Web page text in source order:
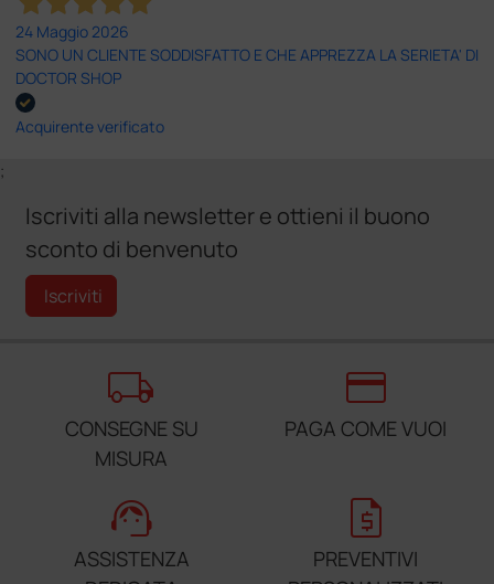
24 Maggio 2026
SONO UN CLIENTE SODDISFATTO E CHE APPREZZA LA SERIETA' DI
DOCTOR SHOP
Acquirente verificato
;
Iscriviti alla newsletter e ottieni il buono
sconto di benvenuto
Iscriviti
local_shipping
CONSEGNE SU
MISURA
credit_card
PAGA COME VUOI
support_agent
ASSISTENZA
request_quote
PREVENTIVI